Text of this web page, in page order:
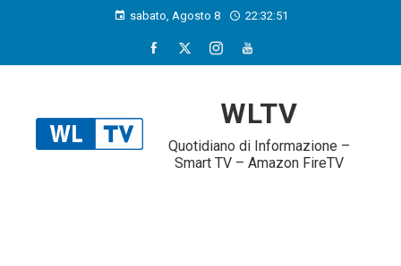
sabato, Agosto 8 22:32:52
WLTV
Quotidiano di Informazione –
Smart TV – Amazon FireTV